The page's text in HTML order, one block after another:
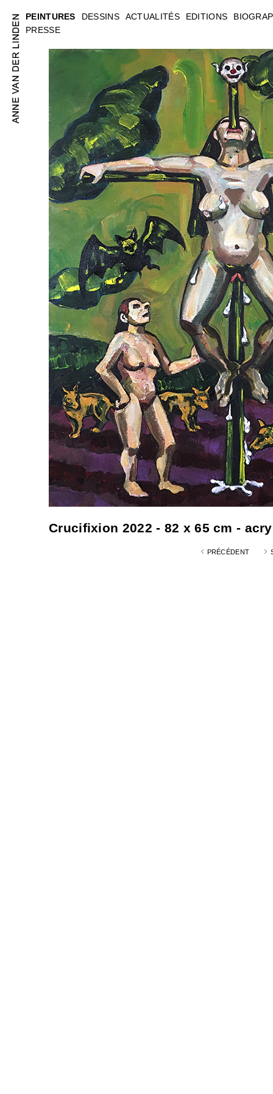
PEINTURES
PRESSE
DESSINS ACTUALITÉS EDITIONS
Crucifixion 2022 - 82 x 65 cm -
PRÉCÉDENT